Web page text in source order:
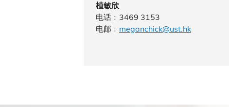
植敏欣
电话﹕3469 3153
电邮﹕ meganchick@ust.hk